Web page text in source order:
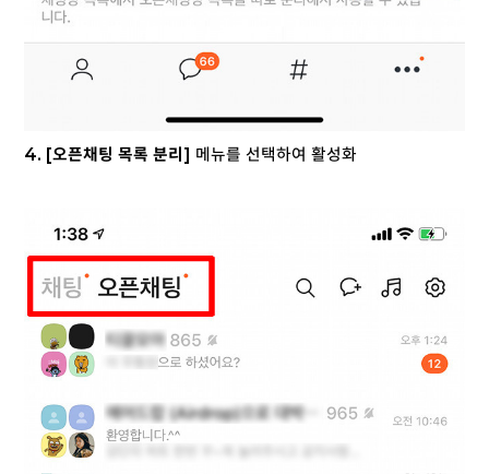
4. [오픈채팅 목록 분리] 메뉴를 선택하여 활성화